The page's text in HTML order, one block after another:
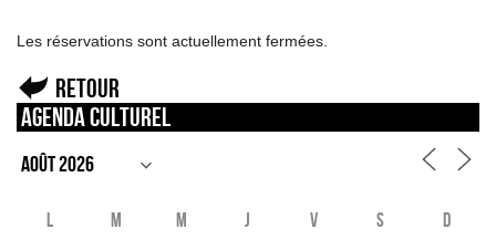
Les réservations sont actuellement fermées.
Retour
Agenda culturel
L M M J V S D